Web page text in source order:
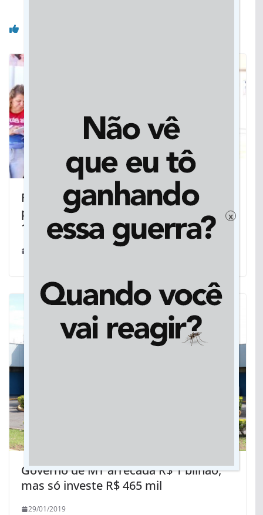
Ricardo Ayache é reconduzido
presidente da Cassems com mais de
13 mil votos
Governo de MT arrecada R$ 1 bilhão,
mas só investe R$ 465 mil
29/01/2019
x